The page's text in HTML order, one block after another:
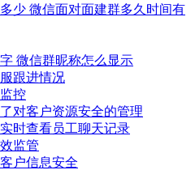
少 微信面对面建群多久时间有
微信群昵称怎么显示
跟进情况
控
对客户资源安全的管理
时查看员工聊天记录
监管
户信息安全